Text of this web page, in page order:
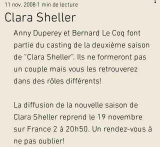
Découvrir les saisons
Clara Sheller
11 nov. 2008 1 min de lecture
Anny Duperey et Bernard Le Coq font
partie du casting de la deuxième saison
de “Clara Sheller”. Ils ne formeront pas
un couple mais vous les retrouverez
dans des rôles différents!
La diffusion de la nouvelle saison de
Clara Sheller reprend le 19 novembre
sur France 2 à 20h50. Un rendez-vous à
ne pas oublier!